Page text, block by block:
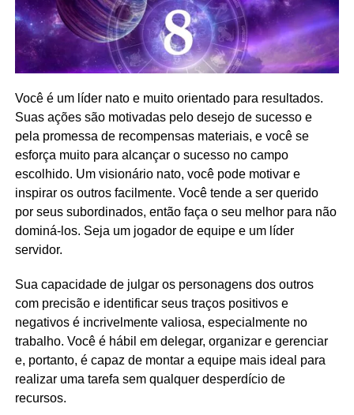
Você é um líder nato e muito orientado para resultados.
Suas ações são motivadas pelo desejo de sucesso e
pela promessa de recompensas materiais, e você se
esforça muito para alcançar o sucesso no campo
escolhido. Um visionário nato, você pode motivar e
inspirar os outros facilmente. Você tende a ser querido
por seus subordinados, então faça o seu melhor para não
dominá-los. Seja um jogador de equipe e um líder
servidor.
Sua capacidade de julgar os personagens dos outros
com precisão e identificar seus traços positivos e
negativos é incrivelmente valiosa, especialmente no
trabalho. Você é hábil em delegar, organizar e gerenciar
e, portanto, é capaz de montar a equipe mais ideal para
realizar uma tarefa sem qualquer desperdício de
recursos.